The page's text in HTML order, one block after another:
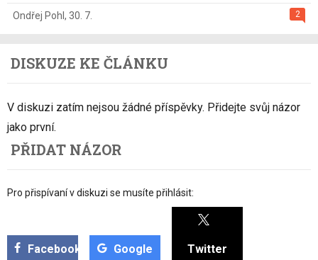
2
Ondřej Pohl, 30. 7.
DISKUZE KE ČLÁNKU
V diskuzi zatím nejsou žádné příspěvky. Přidejte svůj názor
jako první.
PŘIDAT NÁZOR
Pro přispívaní v diskuzi se musíte přihlásit:
Facebook Google Twitter